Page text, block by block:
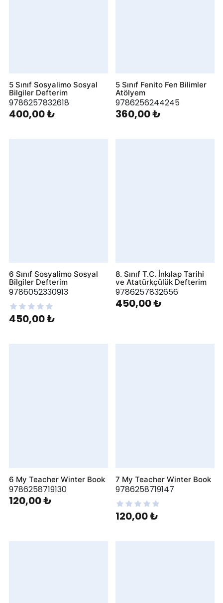
5 Sınıf Sosyalimo Sosyal
Bilgiler Defterim
9786257832618
400,00 ₺
5 Sınıf Fenito Fen Bilimler
Atölyem
9786256244245
360,00 ₺
6 Sınıf Sosyalimo Sosyal
Bilgiler Defterim
9786052330913
450,00 ₺
8. Sınıf T.C. İnkılap Tarihi
ve Atatürkçülük Defterim
9786257832656
450,00 ₺
6 My Teacher Winter Book
9786258719130
120,00 ₺
7 My Teacher Winter Book
9786258719147
120,00 ₺